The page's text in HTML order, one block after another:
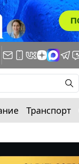
Транспорт